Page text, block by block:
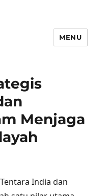
MENU
Menjaga
India dan